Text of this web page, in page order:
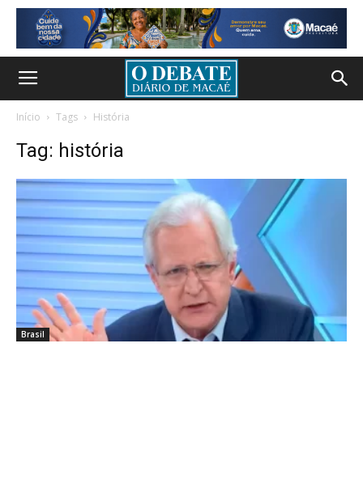
Início Tags História
Tag: história
Brasil